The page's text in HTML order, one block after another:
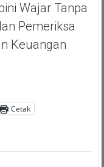
Wajar Tanpa
Pemeriksa
Keuangan
Cetak